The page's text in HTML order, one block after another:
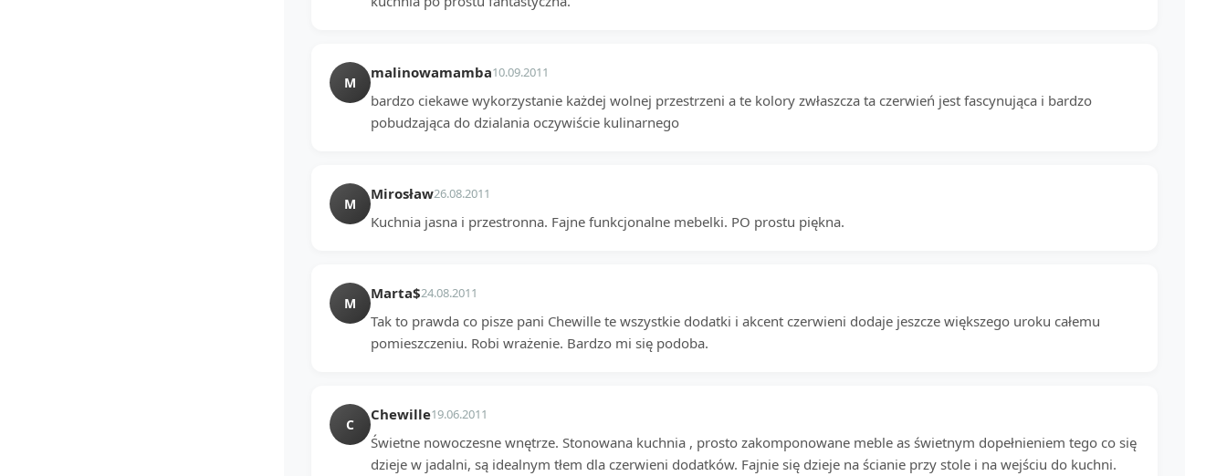
M
malinowamamba10.09.2011
bardzo ciekawe wykorzystanie każdej wolnej przestrzeni a te kolory zwłaszcza ta czerwień jest fascynująca i bardzo
pobudzająca do dzialania oczywiście kulinarnego
M
Mirosław26.08.2011
Kuchnia jasna i przestronna. Fajne funkcjonalne mebelki. PO prostu piękna.
M
Marta$24.08.2011
Tak to prawda co pisze pani Chewille te wszystkie dodatki i akcent czerwieni dodaje jeszcze większego uroku całemu
pomieszczeniu. Robi wrażenie. Bardzo mi się podoba.
C
Chewille19.06.2011
Świetne nowoczesne wnętrze. Stonowana kuchnia , prosto zakomponowane meble as świetnym dopełnieniem tego co się
dzieje w jadalni, są idealnym tłem dla czerwieni dodatków. Fajnie się dzieje na ścianie przy stole i na wejściu do kuchni.